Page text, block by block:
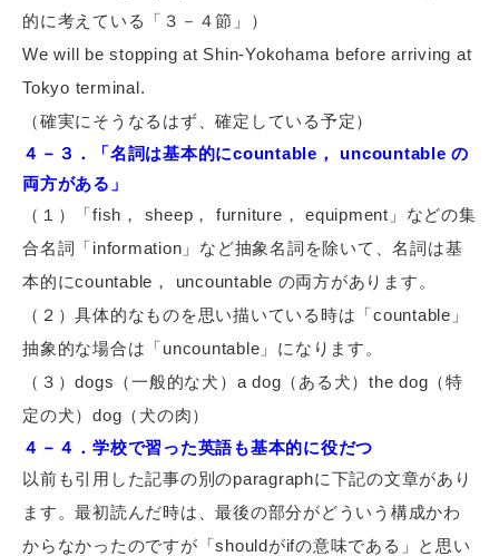
的に考えている「３－４節」）
We will be stopping at Shin-Yokohama before arriving at
Tokyo terminal.
（確実にそうなるはず、確定している予定）
４－３．「名詞は基本的にcountable， uncountable の
両方がある」
（１）「fish， sheep， furniture， equipment」などの集
合名詞「information」など抽象名詞を除いて、名詞は基
本的にcountable， uncountable の両方があります。
（２）具体的なものを思い描いている時は「countable」
抽象的な場合は「uncountable」になります。
（３）dogs（一般的な犬）a dog（ある犬）the dog（特
定の犬）dog（犬の肉）
４－４．学校で習った英語も基本的に役だつ
以前も引用した記事の別のparagraphに下記の文章があり
ます。最初読んだ時は、最後の部分がどういう構成かわ
からなかったのですが「shouldがifの意味である」と思い